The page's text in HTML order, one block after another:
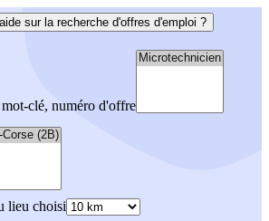
sur la recherche d'offres d'emploi ?
clé, numéro d'offre
lieu choisi